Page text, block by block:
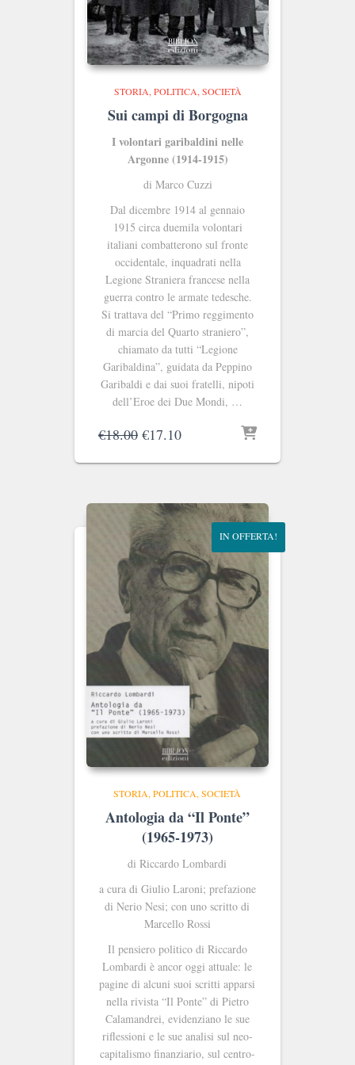
STORIA, POLITICA, SOCIETÀ
Sui campi di Borgogna
I volontari garibaldini nelle
Argonne (1914-1915)
di Marco Cuzzi
Dal dicembre 1914 al gennaio
1915 circa duemila volontari
italiani combatterono sul fronte
occidentale, inquadrati nella
Legione Straniera francese nella
guerra contro le armate tedesche.
Si trattava del “Primo reggimento
di marcia del Quarto straniero”,
chiamato da tutti “Legione
Garibaldina”, guidata da Peppino
Garibaldi e dai suoi fratelli, nipoti
dell’Eroe dei Due Mondi, …
€18.00 Il
originale
€18.00.
€17.10Il
attuale
€17.10.
IN OFFERTA!
STORIA, POLITICA, SOCIETÀ
Antologia da “Il Ponte”
(1965-1973)
di Riccardo Lombardi
a cura di Giulio Laroni; prefazione
di Nerio Nesi; con uno scritto di
Marcello Rossi
Il pensiero politico di Riccardo
Lombardi è ancor oggi attuale: le
pagine di alcuni suoi scritti apparsi
nella rivista “Il Ponte” di Pietro
Calamandrei, evidenziano le sue
riflessioni e le sue analisi sul neo-
capitalismo finanziario, sul centro-